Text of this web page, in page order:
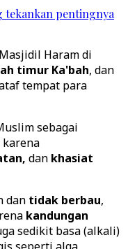
tekankan pentingnya
Haram di
timur Ka'bah, dan
tempat para
sebagai
karena
dan khasiat
dan tidak berbau,
kandungan
sedikit basa (alkali)